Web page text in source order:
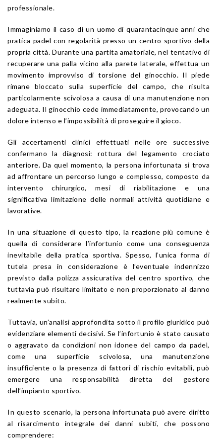
professionale.
Immaginiamo il caso di un uomo di quarantacinque anni che
pratica padel con regolarità presso un centro sportivo della
propria città. Durante una partita amatoriale, nel tentativo di
recuperare una palla vicino alla parete laterale, effettua un
movimento improvviso di torsione del ginocchio. Il piede
rimane bloccato sulla superficie del campo, che risulta
particolarmente scivolosa a causa di una manutenzione non
adeguata. Il ginocchio cede immediatamente, provocando un
dolore intenso e l’impossibilità di proseguire il gioco.
Gli accertamenti clinici effettuati nelle ore successive
confermano la diagnosi: rottura del legamento crociato
anteriore. Da quel momento, la persona infortunata si trova
ad affrontare un percorso lungo e complesso, composto da
intervento chirurgico, mesi di riabilitazione e una
significativa limitazione delle normali attività quotidiane e
lavorative.
In una situazione di questo tipo, la reazione più comune è
quella di considerare l’infortunio come una conseguenza
inevitabile della pratica sportiva. Spesso, l’unica forma di
tutela presa in considerazione è l’eventuale indennizzo
previsto dalla polizza assicurativa del centro sportivo, che
tuttavia può risultare limitato e non proporzionato al danno
realmente subito.
Tuttavia, un’analisi approfondita sotto il profilo giuridico può
evidenziare elementi decisivi. Se l’infortunio è stato causato
o aggravato da condizioni non idonee del campo da padel,
come una superficie scivolosa, una manutenzione
insufficiente o la presenza di fattori di rischio evitabili, può
emergere una responsabilità diretta del gestore
dell’impianto sportivo.
In questo scenario, la persona infortunata può avere diritto
al risarcimento integrale dei danni subiti, che possono
comprendere: